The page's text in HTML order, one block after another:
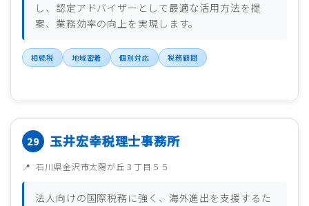
し、認定アドバイザーとして最適な活用方法を提
案、業務効率の向上を実現します。
相続税 地域密着 個別対応 税務顧問
玉井宏幸税理士事務所
石川県金沢市太陽が丘３丁目５５
法人向けの国際税務に強く、海外進出を支援するた